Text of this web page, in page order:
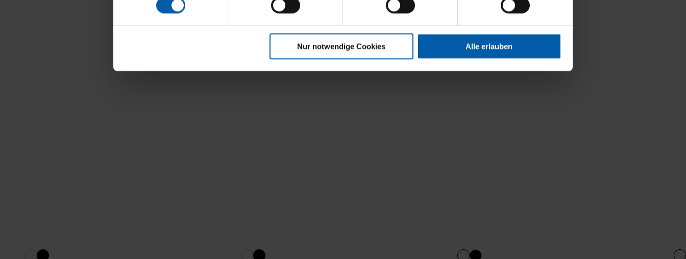
personenbezogene Informationen. Diese übermitteln wir in anonymisierter Form an Dritte wie etwa unsere
Klicken Sie auf "Alle erlauben", damit wir alle Cookies und Web-Technologien für Ihr personalisiertes Einkaufserlebnis
verwenden dürfen. Über die jeweiligen Schaltflächen können Sie die Arten der Cookies selbst festlegen, die Sie erlauben
Nur notwendige Cookies Alle erlauben